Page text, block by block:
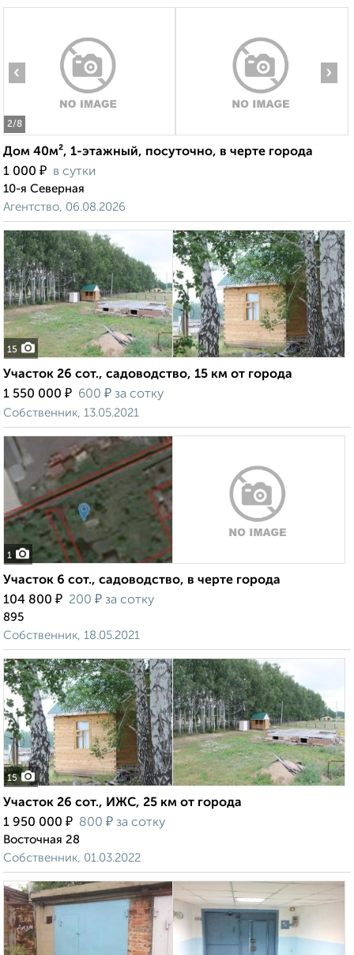
2/8
‹ ›
Дом 40м², 1-этажный, посуточно, в черте города
1 000 ₽ в сутки
10-я Северная
Агентство, 06.08.2026
15
Участок 26 сот., садоводство, 15 км от города
1 550 000 ₽ 600 ₽ за сотку
Собственник, 13.05.2021
1
Участок 6 сот., садоводство, в черте города
104 800 ₽ 200 ₽ за сотку
895
Собственник, 18.05.2021
15
Участок 26 сот., ИЖС, 25 км от города
1 950 000 ₽ 800 ₽ за сотку
Восточная 28
Собственник, 01.03.2022